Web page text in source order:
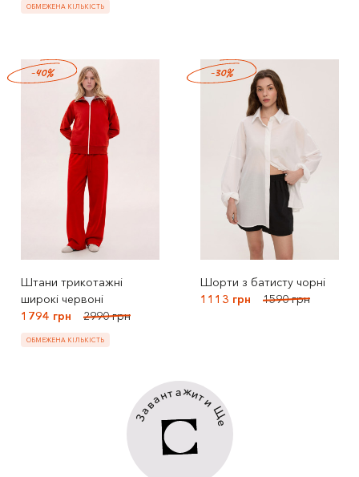
ОБМЕЖЕНА КІЛЬКІСТЬ
Штани трикотажні
широкі червоні
1794 грн
2990 грн
ОБМЕЖЕНА КІЛЬКІСТЬ
-40%
Шорти з батисту чорні
1113 грн
1590 грн
-30%
З
а
вант ажит
и
Щ
е